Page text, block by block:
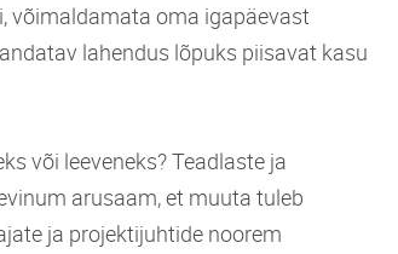
võimaldamata oma igapäevast
lahendus lõpuks piisavat kasu
või leeveneks? Teadlaste ja
arusaam, et muuta tuleb
ja projektijuhtide noorem